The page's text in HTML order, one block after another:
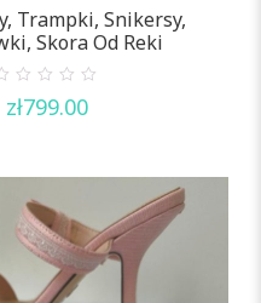
Trampki, Snikersy,
Skora Od Reki
out
zł799.00